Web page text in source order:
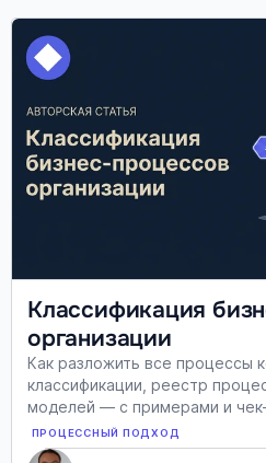
Классификация
организации
Как разложить все процессы
классификации, реестр
моделей — с примерами и
ПРОЦЕССНЫЙ ПОДХОД